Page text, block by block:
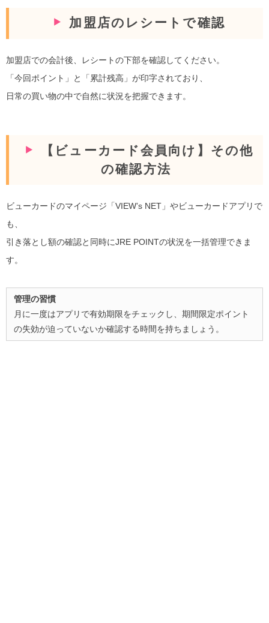
加盟店のレシートで確認
加盟店での会計後、レシートの下部を確認してください。
「今回ポイント」と「累計残高」が印字されており、
日常の買い物の中で自然に状況を把握できます。
【ビューカード会員向け】その他
の確認方法
ビューカードのマイページ「VIEW’s NET」やビューカードアプリで
も、
引き落とし額の確認と同時にJRE POINTの状況を一括管理できま
す。
管理の習慣
月に一度はアプリで有効期限をチェックし、期間限定ポイント
の失効が迫っていないか確認する時間を持ちましょう。